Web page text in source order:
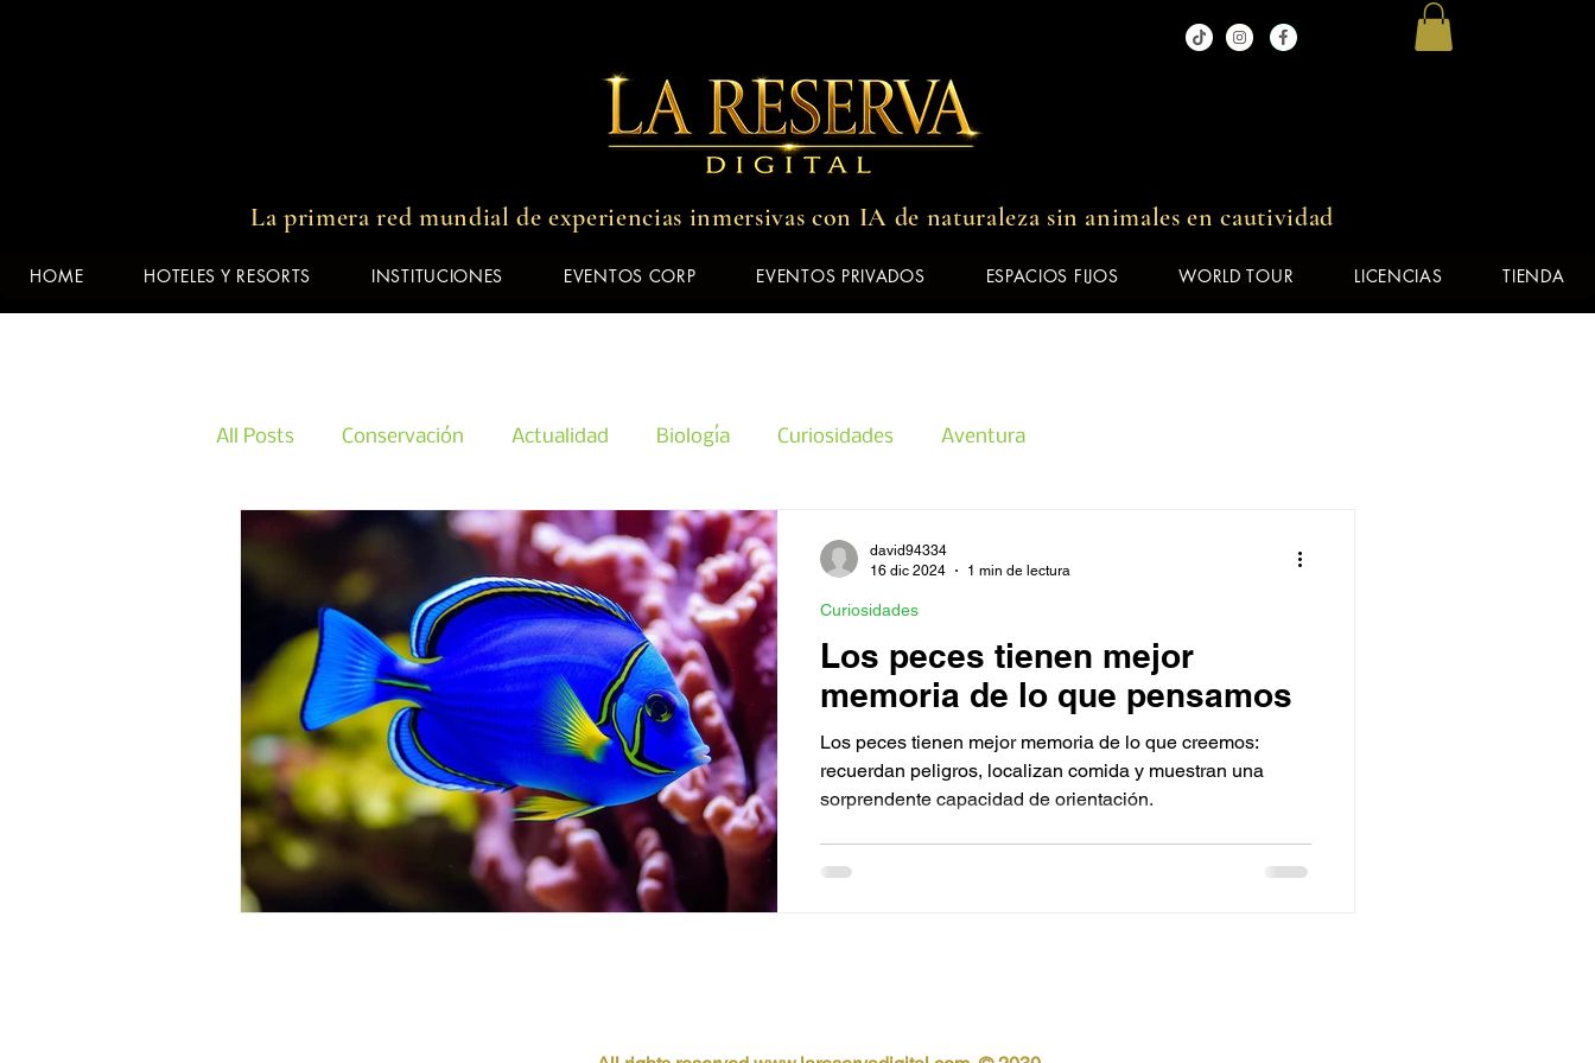
La primera red mundial de experiencias inmersivas con IA de naturaleza sin animales en cautividad
HOME HOTELES Y RESORTS INSTITUCIONES EVENTOS CORP EVENTOS PRIVADOS ESPACIOS FIJOS WORLD TOUR LICENCIAS TIENDA
All Posts Conservación Actualidad Biología Curiosidades Aventura
Los peces tienen mejor
memoria de lo que pensamos
Los peces tienen mejor memoria de lo que creemos:
recuerdan peligros, localizan comida y muestran una
sorprendente capacidad de orientación.
Curiosidades
david94334
16 dic 2024
1 min de lectura